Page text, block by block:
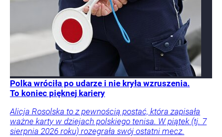
Polka wróciła po udarze i nie kryła wzruszenia.
To koniec pięknej kariery
Alicja Rosolska to z pewnością postać, która zapisała
ważne karty w dziejach polskiego tenisa. W piątek (tj. 7
sierpnia 2026 roku) rozegrała swój ostatni mecz.